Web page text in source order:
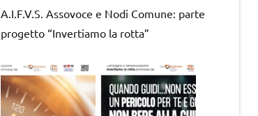
A.I.F.V.S. Assovoce e Nodi Comune: parte
progetto “Invertiamo la rotta”